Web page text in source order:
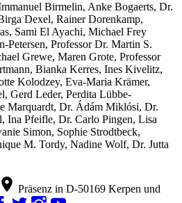
Birmelin, Anke Bogaerts, Dr.
Dexel, Rainer Dorenkamp,
Sami El Ayachi, Michael Frey
Petersen, Professor Dr. Martin S.
Grewe, Maren Grote, Professor
Bianka Kerres, Ines Kivelitz,
Kolodzey, Eva-Maria Krämer,
Gerd Leder, Perdita Lübbe-
Marquardt, Dr. Ádám Miklósi, Dr.
Ina Pfeifle, Dr. Carlo Pingen, Lisa
Simon, Sophie Strodtbeck,
M. Tordy, Nadine Wolf, Dr. Jutta
Präsenz in D-50169 Kerpen und